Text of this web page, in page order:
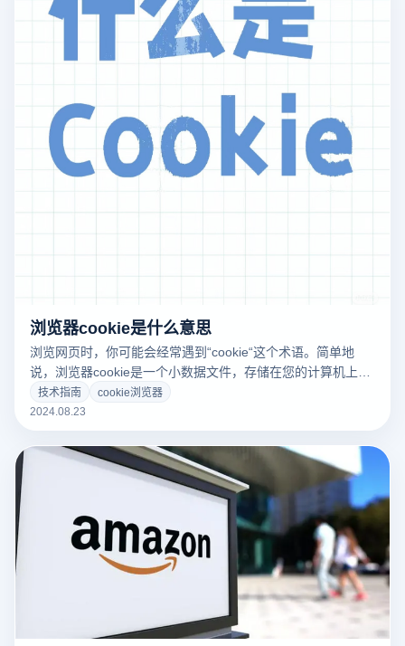
浏览器cookie是什么意思
浏览网页时，你可能会经常遇到“cookie“这个术语。简单地
说，浏览器cookie是一个小数据文件，存储在您的计算机上，
当您访问网站时。它们用于记录和跟踪您的浏览活动，例如保
存您的登录信息、购物车内容和网站偏好。虽然cookies可以
安全隐患。了解cookie浏览器的工作原理和功能可以帮助您更
好地管理在线隐私，优化浏览体验。本文将详细讨论浏览器
cookie的含义及其在现代网络中的作用。
技术指南
cookie浏览器
2024.08.23